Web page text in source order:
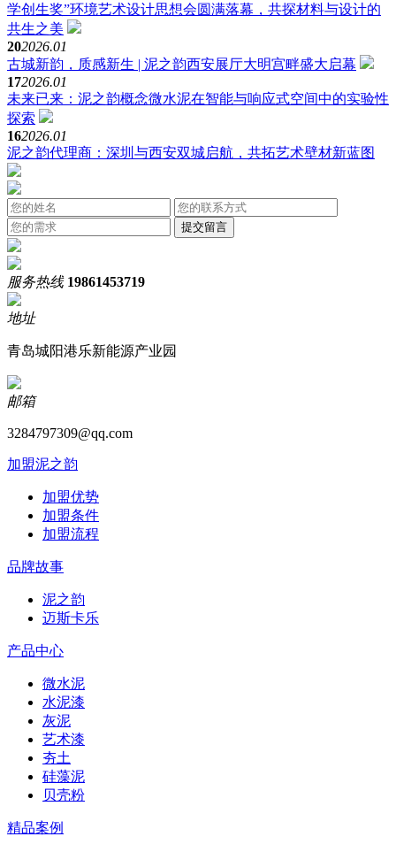
学创生奖”环境艺术设计思想会圆满落幕，共探材料与设计的
共生之美
202026.01
古城新韵，质感新生 | 泥之韵西安展厅大明宫畔盛大启幕
172026.01
未来已来：泥之韵概念微水泥在智能与响应式空间中的实验性
探索
162026.01
泥之韵代理商：深圳与西安双城启航，共拓艺术壁材新蓝图
服务热线 19861453719
地址
青岛城阳港乐新能源产业园
邮箱
3284797309@qq.com
加盟泥之韵
加盟优势
加盟条件
加盟流程
品牌故事
泥之韵
迈斯卡乐
产品中心
微水泥
水泥漆
灰泥
艺术漆
夯土
硅藻泥
贝壳粉
精品案例